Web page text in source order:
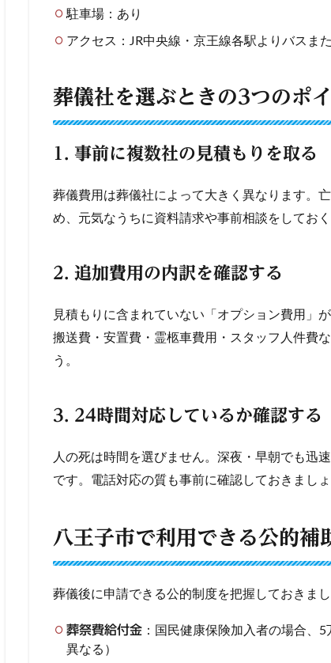
駐車場：あり
アクセス：JR中央線・京王線各駅よりバスま
葬儀社を選ぶときの3つのポ
1. 事前に複数社の見積もりを取る
葬儀費用は葬儀社によって大きく異なります。
め、元気なうちに資料請求や事前相談をしておく
2. 追加費用の内訳を確認する
見積もりに含まれていない「オプション費用」
搬送費・安置費・霊柩車費用・スタッフ人件費
う。
3. 24時間対応しているか確認する
人の死は時間を選びません。深夜・早朝でも迅
です。電話対応の質も事前に確認しておきましょ
八王子市で利用できる公的補
葬儀後に申請できる公的制度を把握しておきまし
葬祭費給付金 ：国民健康保険加入者の場合、
異なる）